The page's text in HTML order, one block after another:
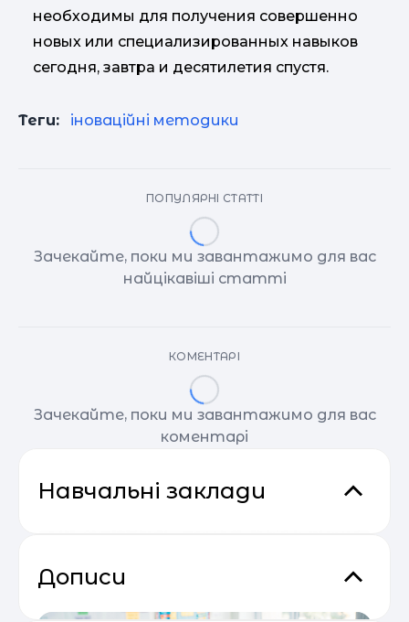
необходимы для получения совершенно
новых или специализированных навыков
сегодня, завтра и десятилетия спустя.
Теги: іноваційні методики
ПОПУЛЯРНІ СТАТТІ
Зачекайте, поки ми завантажимо для вас
найцікавіші статті
КОМЕНТАРІ
Зачекайте, поки ми завантажимо для вас
коментарі
Навчальні заклади
Дописи